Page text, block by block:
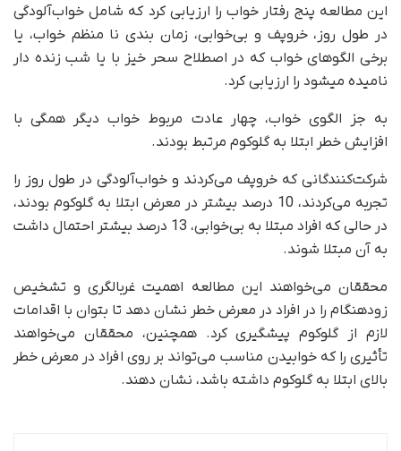
این مطالعه پنج رفتار خواب را ارزیابی کرد که شامل خواب‌آلودگی
در طول روز، خروپف و بی‌خوابی، زمان بندی نا منظم خواب، یا
برخی الگوهای خواب که در اصطلاح سحر خیز با یا شب زنده دار
نامیده میشود را ارزیابی کرد.
به جز الگوی خواب، چهار عادت مربوط خواب دیگر همگی با
افزایش خطر ابتلا به گلوکوم مرتبط بودند.
شرکت‌کنندگانی که خروپف می‌کردند و خواب‌آلودگی در طول روز را
تجربه می‌کردند، 10 درصد بیشتر در معرض ابتلا به گلوکوم بودند،
در حالی که افراد مبتلا به بی‌خوابی، 13 درصد بیشتر احتمال داشت
به آن مبتلا شوند.
محققان می‌خواهند این مطالعه اهمیت غربالگری و تشخیص
زودهنگام را در افراد در معرض خطر نشان دهد تا بتوان با اقدامات
لازم از گلوکوم پیشگیری کرد. همچنین، محققان می‌خواهند
تأثیری را که خوابیدن مناسب می‌تواند بر روی افراد در معرض خطر
بالای ابتلا به گلوکوم داشته باشد، نشان دهند.